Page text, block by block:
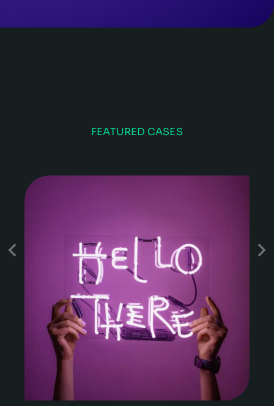
FEATURED CASES